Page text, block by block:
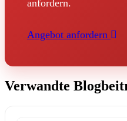
anfordern.
Angebot anfordern
Verwandte